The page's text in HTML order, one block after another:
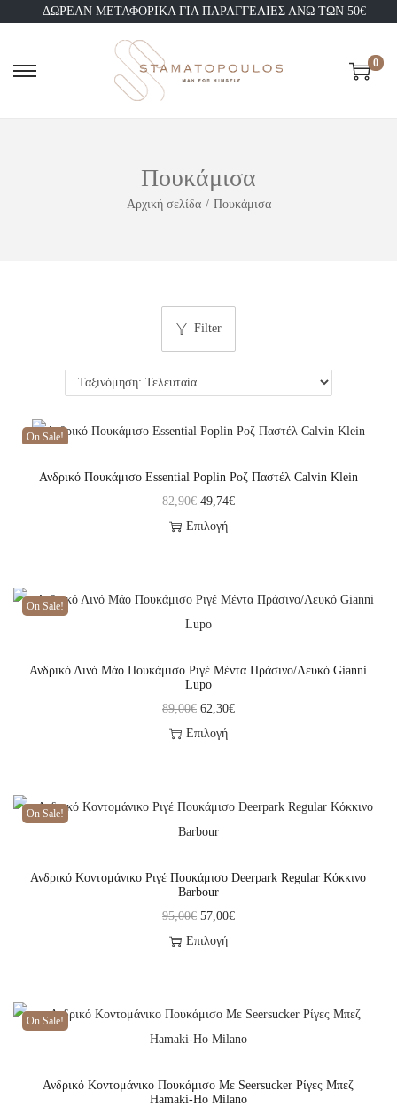
ΔΩΡΕΑΝ ΜΕΤΑΦΟΡΙΚΑ ΓΙΑ ΠΑΡΑΓΓΕΛΙΕΣ ΑΝΩ ΤΩΝ 50€
0
Πουκάμισα
Αρχική σελίδα / Πουκάμισα
Filter
On Sale!
Ανδρικό Πουκάμισο Essential Poplin Ροζ Παστέλ Calvin Klein
82,90€ 49,74€
Επιλογή
On Sale!
Ανδρικό Λινό Μάο Πουκάμισο Ριγέ Μέντα Πράσινο/Λευκό Gianni
Lupo
89,00€ 62,30€
Επιλογή
On Sale!
Ανδρικό Κοντομάνικο Ριγέ Πουκάμισο Deerpark Regular Κόκκινο
Barbour
95,00€ 57,00€
Επιλογή
On Sale!
Ανδρικό Κοντομάνικο Πουκάμισο Με Seersucker Ρίγες Μπεζ
Hamaki-Ho Milano